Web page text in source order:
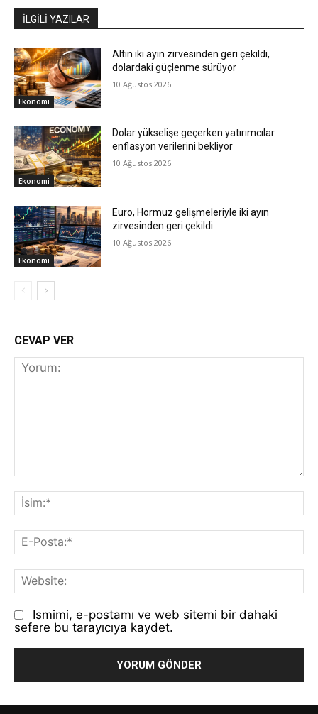
İLGİLİ YAZILAR
Ekonomi
Altın iki ayın zirvesinden geri çekildi,
dolardaki güçlenme sürüyor
10 Ağustos 2026
Ekonomi
Dolar yükselişe geçerken yatırımcılar
enflasyon verilerini bekliyor
10 Ağustos 2026
Ekonomi
Euro, Hormuz gelişmeleriyle iki ayın
zirvesinden geri çekildi
10 Ağustos 2026
CEVAP VER
Yorum:
E-
Ismimi, e-postamı ve web sitemi bir dahaki
sefere bu tarayıcıya kaydet.